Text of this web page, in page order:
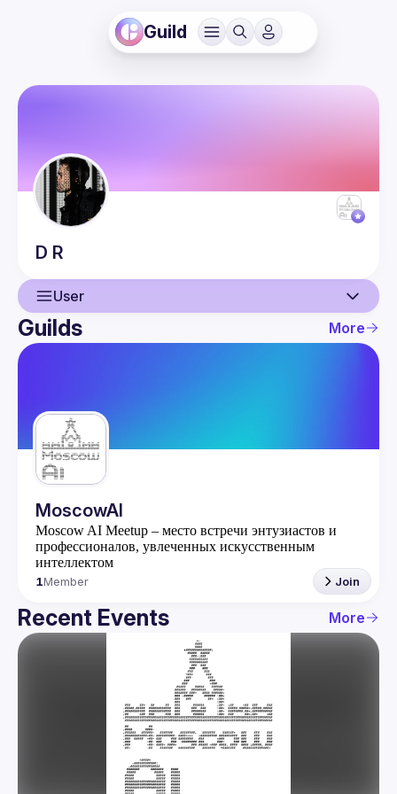
Guild
D R
User
User
Guilds
Guilds More
MoscowAI
​Moscow AI Meetup – место встречи энтузиастов и
профессионалов, увлеченных искусственным
интеллектом
1Member Join
Recent Events More